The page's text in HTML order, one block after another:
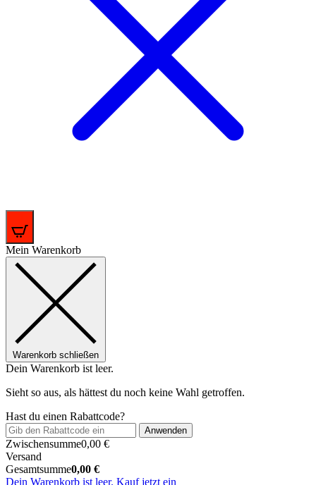
Mein Warenkorb
Warenkorb schließen
Dein Warenkorb ist leer.
Sieht so aus, als hättest du noch keine Wahl getroffen.
Hast du einen Rabattcode?
Anwenden
Zwischensumme0,00 €
Versand
Gesamtsumme0,00 €
Dein Warenkorb ist leer. Kauf jetzt ein